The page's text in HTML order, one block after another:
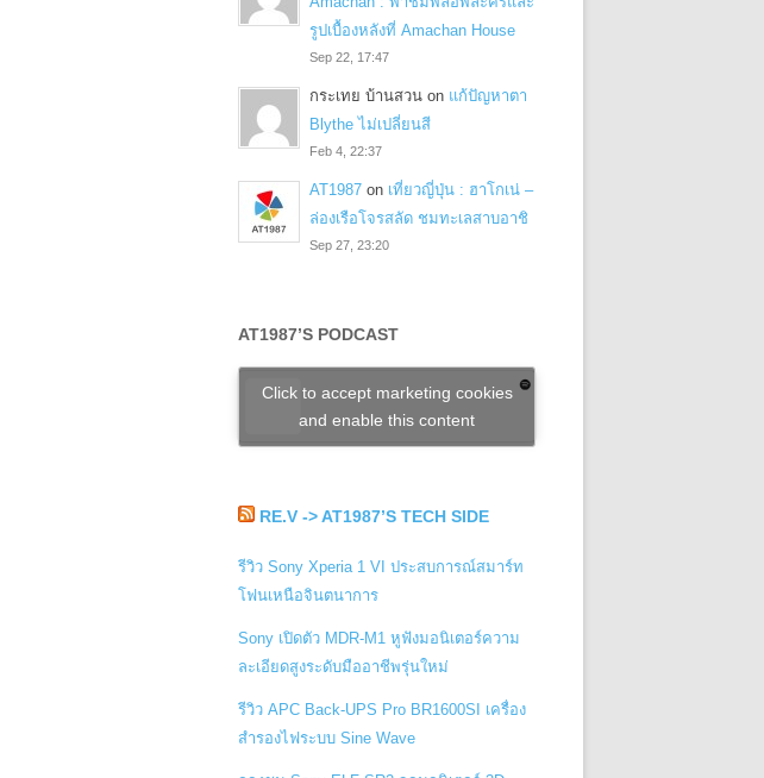
รูปเบื้องหลังที่ Amachan House
Sep 22, 17:47
กระเทย บ้านสวน on แก้ปัญหาตา
Blythe ไม่เปลี่ยนสี
Feb 4, 22:37
AT1987 on เที่ยวญี่ปุ่น : ฮาโกเน่ –
ล่องเรือโจรสลัด ชมทะเลสาบอาชิ
Sep 27, 23:20
AT1987’S PODCAST
Click to accept marketing cookies
and enable this content
RE.V -> AT1987’S TECH SIDE
รีวิว Sony Xperia 1 VI ประสบการณ์สมาร์ท
โฟนเหนือจินตนาการ
Sony เปิดตัว MDR-M1 หูฟังมอนิเตอร์ความ
ละเอียดสูงระดับมืออาชีพรุ่นใหม่
รีวิว APC Back-UPS Pro BR1600SI เครื่อง
สำรองไฟระบบ Sine Wave